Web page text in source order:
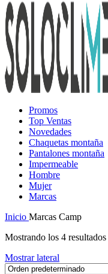
Promos
Top Ventas
Novedades
Chaquetas montaña
Pantalones montaña
Impermeable
Hombre
Mujer
Marcas
Inicio Marcas Camp
Mostrando los 4 resultados
Mostrar lateral